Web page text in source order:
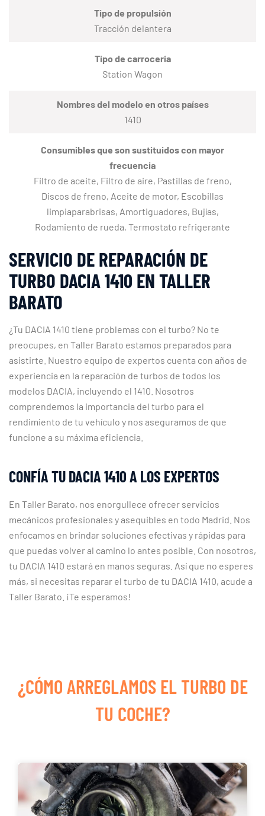
Tipo de propulsión
Tracción delantera
Tipo de carrocería
Station Wagon
Nombres del modelo en otros países
1410
Consumibles que son sustituidos con mayor
frecuencia
Filtro de aceite, Filtro de aire, Pastillas de freno,
Discos de freno, Aceite de motor, Escobillas
limpiaparabrisas, Amortiguadores, Bujías,
Rodamiento de rueda, Termostato refrigerante
SERVICIO DE REPARACIÓN DE
TURBO DACIA 1410 EN TALLER
BARATO
¿Tu DACIA 1410 tiene problemas con el turbo? No te
preocupes, en Taller Barato estamos preparados para
asistirte. Nuestro equipo de expertos cuenta con años de
experiencia en la reparación de turbos de todos los
modelos DACIA, incluyendo el 1410. Nosotros
comprendemos la importancia del turbo para el
rendimiento de tu vehículo y nos aseguramos de que
funcione a su máxima eficiencia.
CONFÍA TU DACIA 1410 A LOS EXPERTOS
En Taller Barato, nos enorgullece ofrecer servicios
mecánicos profesionales y asequibles en todo Madrid. Nos
enfocamos en brindar soluciones efectivas y rápidas para
que puedas volver al camino lo antes posible. Con nosotros,
tu DACIA 1410 estará en manos seguras. Así que no esperes
más, si necesitas reparar el turbo de tu DACIA 1410, acude a
Taller Barato. ¡Te esperamos!
¿CÓMO ARREGLAMOS EL TURBO DE
TU COCHE?